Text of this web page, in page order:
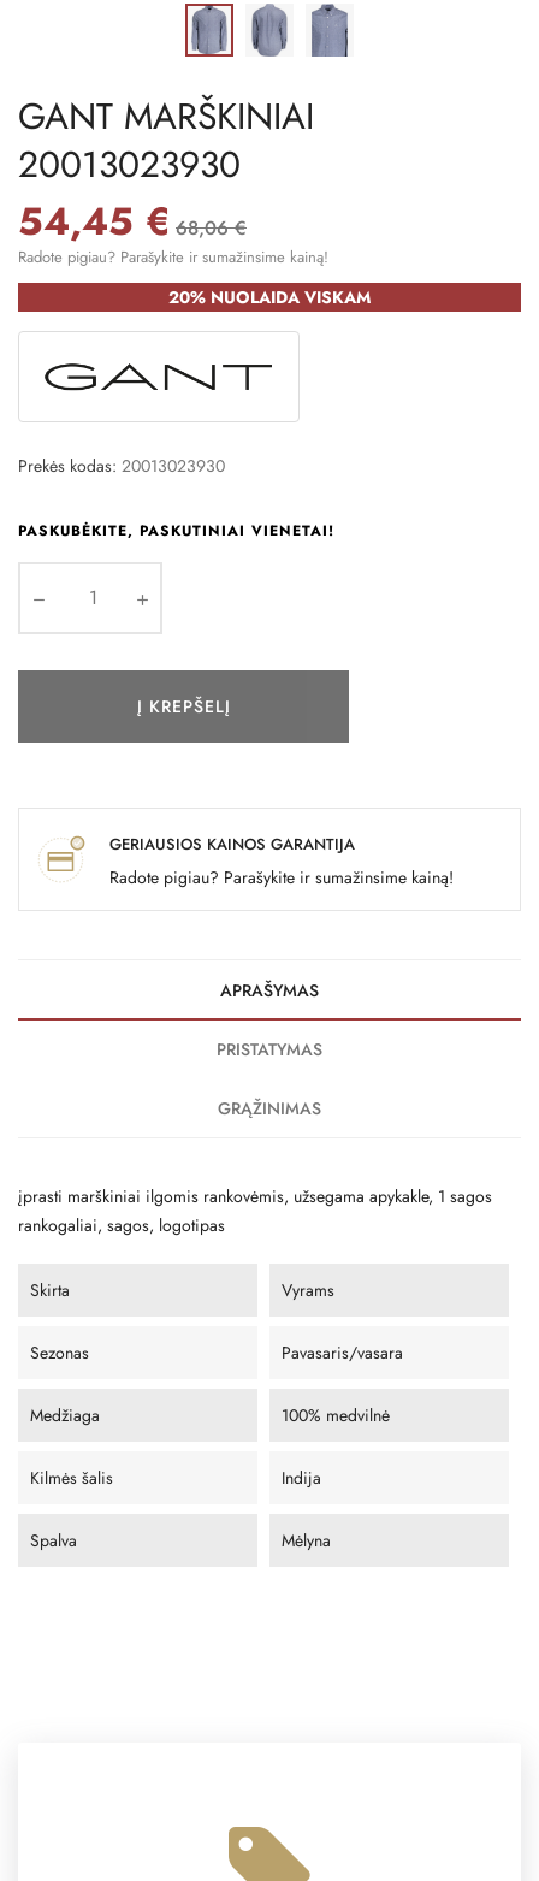
GANT MARŠKINIAI
20013023930
54,45 € 68,06 €
Radote pigiau? Parašykite ir sumažinsime kainą!
20% NUOLAIDA VISKAM
Prekės kodas: 20013023930
PASKUBĖKITE, PASKUTINIAI VIENETAI!
Į KREPŠELĮ
GERIAUSIOS KAINOS GARANTIJA
Radote pigiau? Parašykite ir sumažinsime kainą!
APRAŠYMAS
PRISTATYMAS
GRĄŽINIMAS
įprasti marškiniai ilgomis rankovėmis, užsegama apykakle, 1 sagos
rankogaliai, sagos, logotipas
Skirta Vyrams
Sezonas Pavasaris/vasara
Medžiaga 100% medvilnė
Kilmės šalis Indija
Spalva Mėlyna